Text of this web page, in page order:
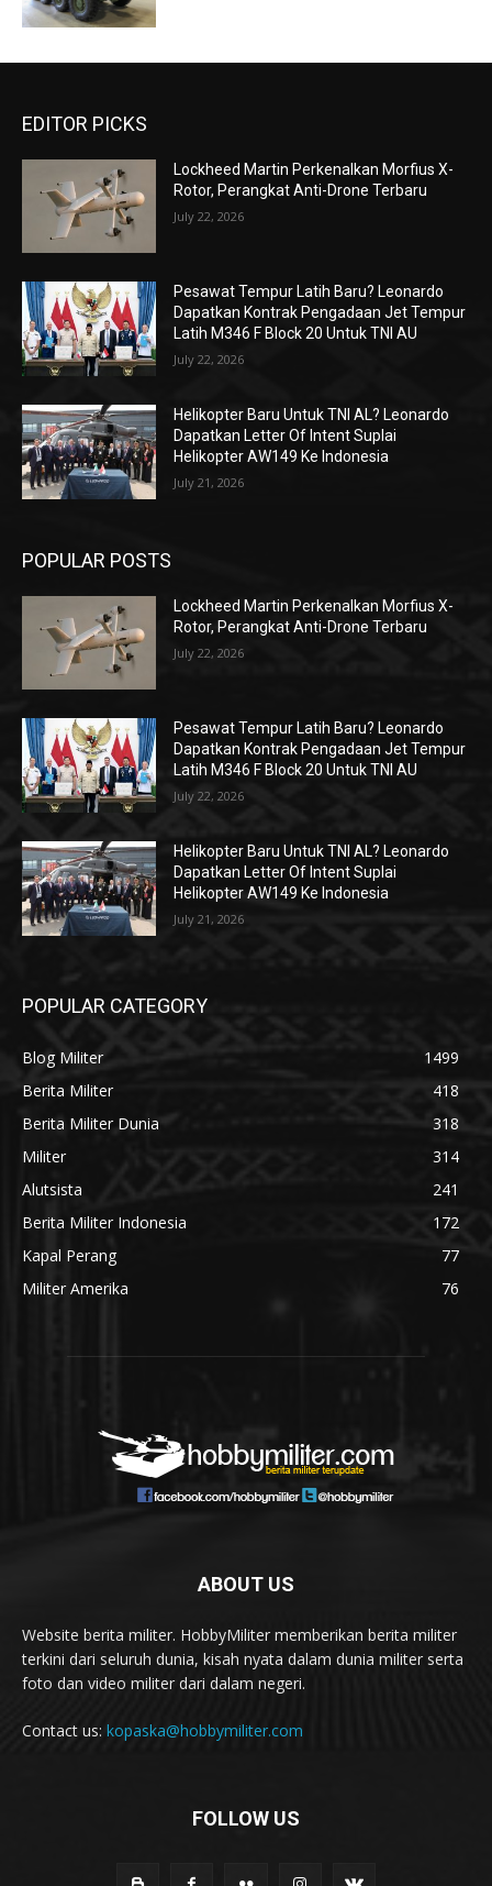
EDITOR PICKS
Lockheed Martin Perkenalkan Morfius X-
Rotor, Perangkat Anti-Drone Terbaru
July 22, 2026
Pesawat Tempur Latih Baru? Leonardo
Dapatkan Kontrak Pengadaan Jet Tempur
Latih M346 F Block 20 Untuk TNI AU
July 22, 2026
Helikopter Baru Untuk TNI AL? Leonardo
Dapatkan Letter Of Intent Suplai
Helikopter AW149 Ke Indonesia
July 21, 2026
POPULAR POSTS
Lockheed Martin Perkenalkan Morfius X-
Rotor, Perangkat Anti-Drone Terbaru
July 22, 2026
Pesawat Tempur Latih Baru? Leonardo
Dapatkan Kontrak Pengadaan Jet Tempur
Latih M346 F Block 20 Untuk TNI AU
July 22, 2026
Helikopter Baru Untuk TNI AL? Leonardo
Dapatkan Letter Of Intent Suplai
Helikopter AW149 Ke Indonesia
July 21, 2026
POPULAR CATEGORY
Blog Militer
1499
Berita Militer
418
Berita Militer Dunia
318
Militer
314
Alutsista
241
Berita Militer Indonesia
172
Kapal Perang
77
Militer Amerika
76
ABOUT US
Website berita militer. HobbyMiliter memberikan berita militer
terkini dari seluruh dunia, kisah nyata dalam dunia militer serta
foto dan video militer dari dalam negeri.
Contact us: kopaska@hobbymiliter.com
FOLLOW US